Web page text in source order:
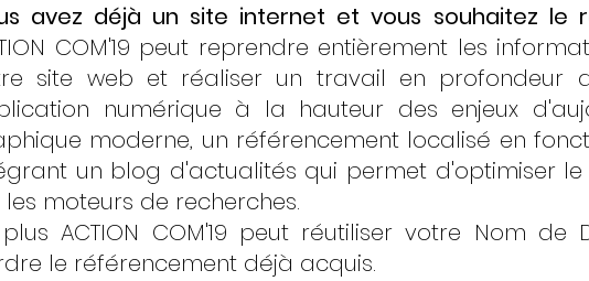
avez déjà un site internet et vous souhaitez le
COM'19 peut reprendre entièrement les
site web et réaliser un travail en profondeur
numérique à la hauteur des enjeux
moderne, un référencement localisé en
un blog d'actualités qui permet d'optimiser
les moteurs de recherches.
plus ACTION COM'19 peut réutiliser votre Nom
le référencement déjà acquis.